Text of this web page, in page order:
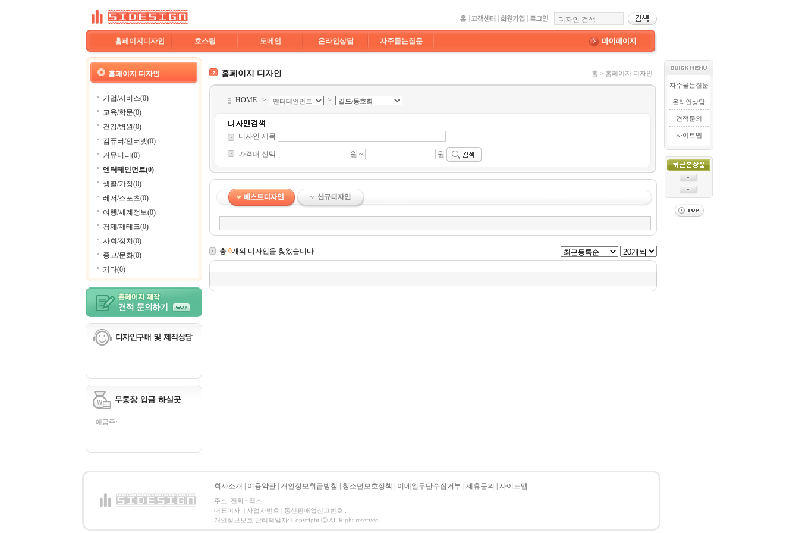
홈페이지디자인 호스팅 도메인 온라인상담 자주묻는질문
홈페이지 디자인
기업/서비스(0)
교육/학문(0)
건강/병원(0)
컴퓨터/인터넷(0)
커뮤니티(0)
엔터테인먼트(0)
생활/가정(0)
레저/스포츠(0)
여행/세계정보(0)
경제/재테크(0)
사회/정치(0)
종교/문화(0)
기타(0)
예금주:
홈페이지 디자인 홈 > 홈페이지 디자인
HOME > >
디자인 제목
가격대 선택 원 ~ 원
총 0개의 디자인을 찾았습니다.
자주묻는질문
온라인상담
견적문의
사이트맵
회사소개 이용약관 개인정보취급방침 청소년보호정책 이메일무단수집거부 제휴문의 사이트맵
주소: 전화 : 팩스 :
대표이사: | 사업자번호 | 통신판매업신고번호 :
개인정보보호 관리책임자: Copyright ⓒ All Right reserved